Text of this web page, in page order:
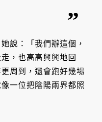
說：「我們辦這個，
，也高高興興地回
周到，還會跑好幾場
一位把陰陽兩界都照